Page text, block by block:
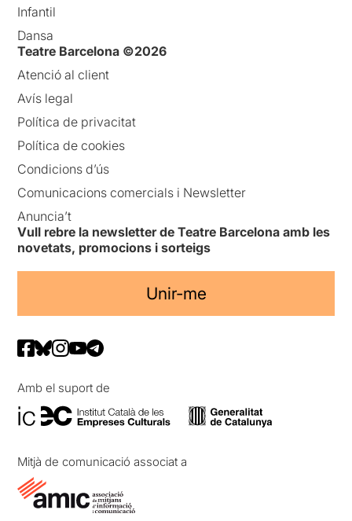
Infantil
Dansa
Teatre Barcelona ©2026
Atenció al client
Avís legal
Política de privacitat
Política de cookies
Condicions d’ús
Comunicacions comercials i Newsletter
Anuncia’t
Vull rebre la newsletter de Teatre Barcelona amb les
novetats, promocions i sorteigs
Unir-me
Amb el suport de
Mitjà de comunicació associat a